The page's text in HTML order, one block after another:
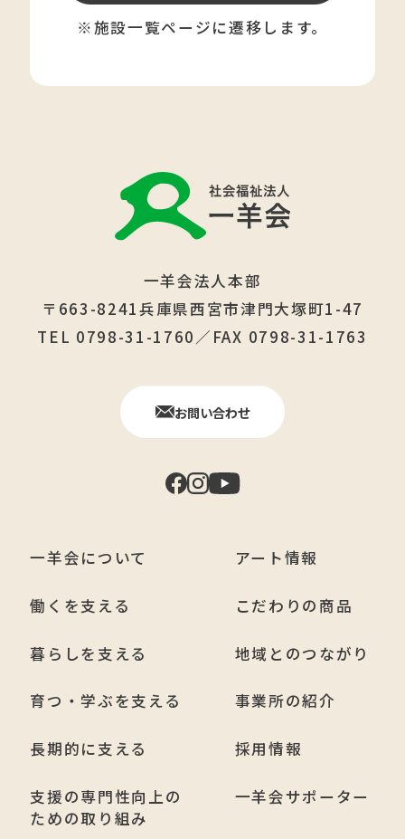
※施設一覧ページに遷移します。
一羊会法人本部
〒663-8241兵庫県西宮市津門大塚町1-47
TEL 0798-31-1760／FAX 0798-31-1763
お問い合わせ
一羊会について
働くを支える
暮らしを支える
育つ・学ぶを支える
長期的に支える
支援の専門性向上の
ための取り組み
アート情報
こだわりの商品
地域とのつながり
事業所の紹介
採用情報
一羊会サポーター